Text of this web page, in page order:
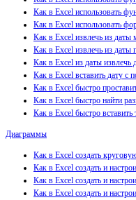
Как в Excel использовать
Как в Excel использовать
Как в Excel извлечь из
Как в Excel извлечь из
Как в Excel из даты
Как в Excel вставить дату
Как в Excel быстро
Как в Excel быстро найти
Как в Excel быстро
Диаграммы
Как в Excel создать
Как в Excel создать и
Как в Excel создать и
Как в Excel создать и